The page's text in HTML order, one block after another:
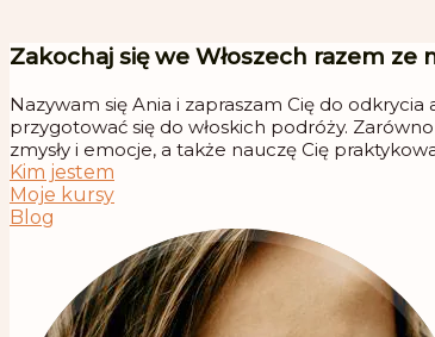
Zakochaj się we Włoszech razem ze
Nazywam się Ania i zapraszam Cię do
przygotować się do włoskich podróży.
zmysły i emocje, a także nauczę Cię
Kim jestem
Moje kursy
Blog